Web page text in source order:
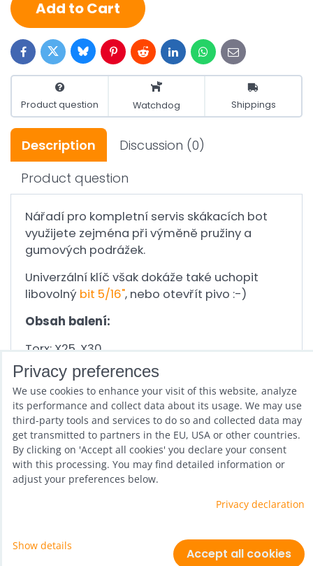
Add to Cart
FacebookTwitterBlueskyPinterestRedditLinkedInWhatsApp
E-
mail
Product question Watchdog Shippings
Description Discussion (0)
Product question
Nářadí pro kompletní servis skákacích bot
využijete zejména při výměně pružiny a
gumových podrážek.
Univerzální klíč však dokáže také uchopit
libovolný bit 5/16", nebo otevřít pivo :-)
Obsah balení:
Torx: X25, X30
Imbus: s5, s6 (na ložiska
Stranové klíče: 8mm, 10mm, 13mm (
ložiska)
Previous product Next product
Privacy preferences
Privacy declaration
Privacy preferences
We use cookies to enhance your visit of this website, analyze
its performance and collect data about its usage. We may use
third-party tools and services to do so and collected data may
get transmitted to partners in the EU, USA or other countries.
By clicking on 'Accept all cookies' you declare your consent
with this processing. You may find detailed information or
adjust your preferences below.
Privacy declaration
Show details
Accept all cookies